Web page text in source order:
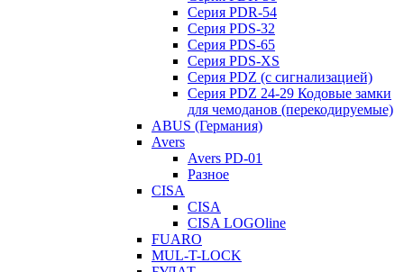
Серия PDR-54
Серия PDS-32
Серия PDS-65
Серия PDS-XS
Серия PDZ (с сигнализацией)
Серия PDZ 24-29 Кодовые замки
для чемоданов (перекодируемые)
ABUS (Германия)
Avers
Avers PD-01
Разное
CISA
CISA
CISA LOGOline
FUARO
MUL-T-LOCK